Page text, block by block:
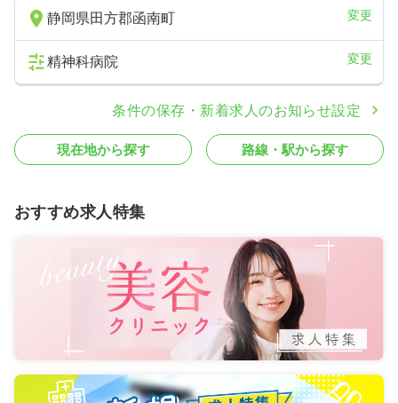
静岡県田方郡函南町 変更
精神科病院 変更
条件の保存・新着求人のお知らせ設定
現在地から探す 路線・駅から探す
おすすめ求人特集